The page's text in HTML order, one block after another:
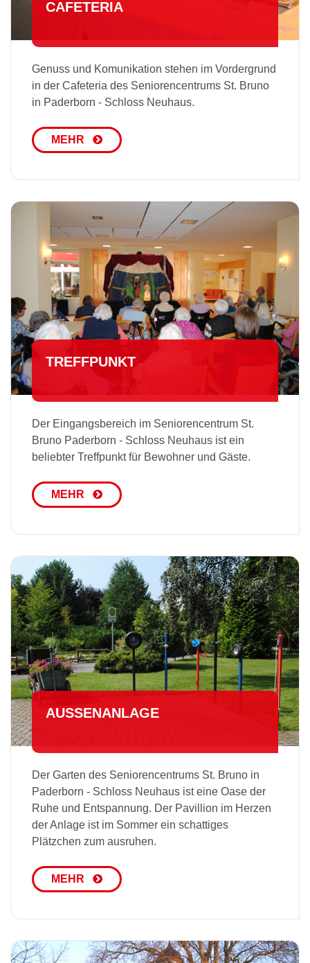
CAFETERIA
Genuss und Komunikation stehen im Vordergrund
in der Cafeteria des Seniorencentrums St. Bruno
in Paderborn - Schloss Neuhaus.
MEHR
TREFFPUNKT
Der Eingangsbereich im Seniorencentrum St.
Bruno Paderborn - Schloss Neuhaus ist ein
beliebter Treffpunkt für Bewohner und Gäste.
MEHR
AUS­SEN­AN­LA­GE
Der Garten des Seniorencentrums St. Bruno in
Paderborn - Schloss Neuhaus ist eine Oase der
Ruhe und Entspannung. Der Pavillion im Herzen
der Anlage ist im Sommer ein schattiges
Plätzchen zum ausruhen.
MEHR